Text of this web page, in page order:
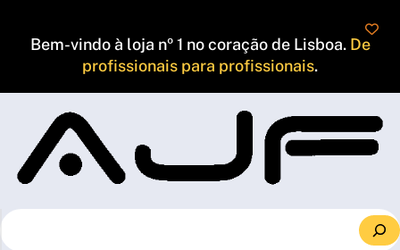
Bem-vindo à loja nº 1 no coração de Lisboa. De
profissionais para profissionais.
S
e